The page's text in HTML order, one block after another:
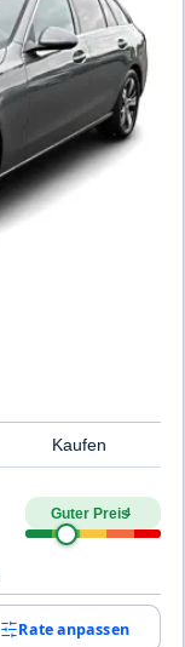
Kaufen
Guter Preis4
Rate anpassen